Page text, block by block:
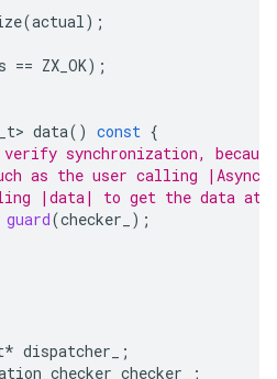
(actual);
== ZX_OK);
data() const {
synchronization,
as the user calling
|data| to get the data at
guard(checker_ );
* dispatcher_
;
checker_
;